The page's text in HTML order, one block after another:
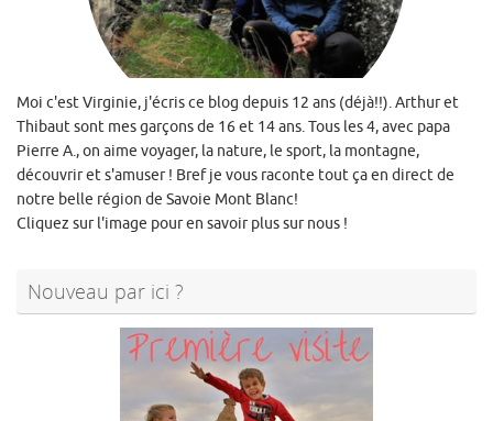
Moi c'est Virginie, j'écris ce blog depuis 12 ans (déjà!!). Arthur et
Thibaut sont mes garçons de 16 et 14 ans. Tous les 4, avec papa
Pierre A., on aime voyager, la nature, le sport, la montagne,
découvrir et s'amuser ! Bref je vous raconte tout ça en direct de
notre belle région de Savoie Mont Blanc!
Cliquez sur l'image pour en savoir plus sur nous !
Nouveau par ici ?